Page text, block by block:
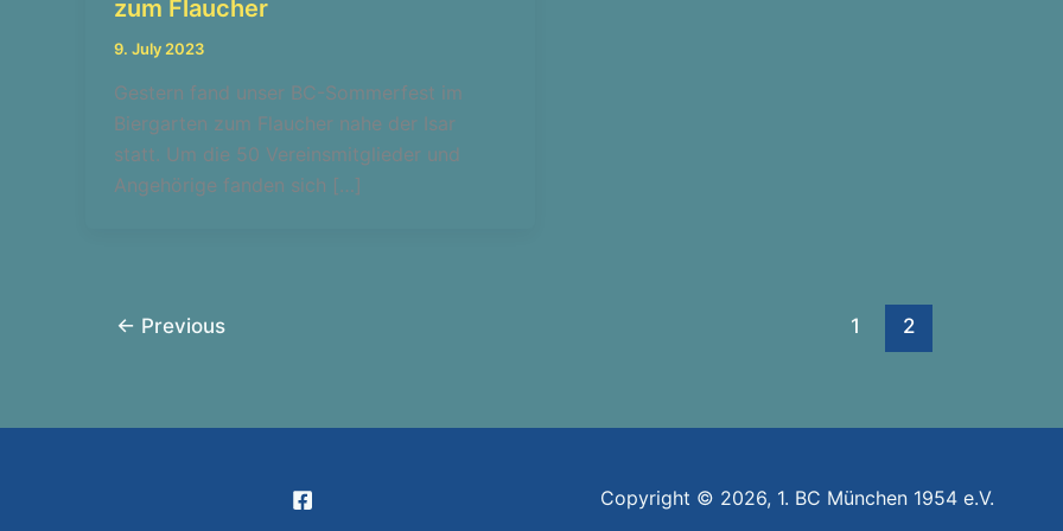
zum Flaucher
9. July 2023
Gestern fand unser BC-Sommerfest im
Biergarten zum Flaucher nahe der Isar
statt. Um die 50 Vereinsmitglieder und
Angehörige fanden sich […]
← Previous 1 2
Copyright © 2026, 1. BC München 1954 e.V.